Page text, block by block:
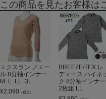
この商品を見たお客様は
エクスラン ノエー
ル 8分袖インナー
M･L･LL･3L
¥2,090 （税込）
BREEZE/TEX レ
ディース ハイネ
ク 8分袖インナー
2枚組 LL